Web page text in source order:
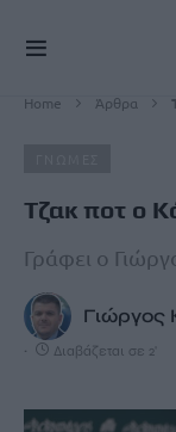
Home Άρθρα
Τζακ ποτ ο
Γράφει ο
Γιώργος
Διαβάζεται σε 2'